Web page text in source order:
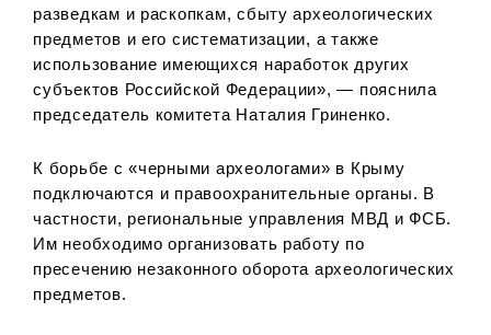
разведкам и раскопкам, сбыту археологических
предметов и его систематизации, а также
использование имеющихся наработок других
субъектов Российской Федерации», — пояснила
председатель комитета Наталия Гриненко.
К борьбе с «черными археологами» в Крыму
подключаются и правоохранительные органы. В
частности, региональные управления МВД и ФСБ.
Им необходимо организовать работу по
пресечению незаконного оборота археологических
предметов.